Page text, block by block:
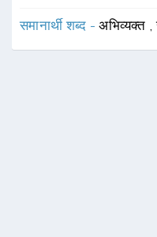
समानार्थी शब्द -अभिव्यक्त ,